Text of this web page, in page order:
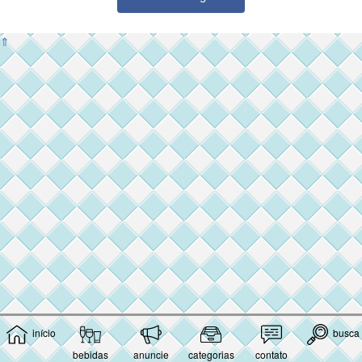
início
bebidas
anuncie categorias contato
busca
⇑